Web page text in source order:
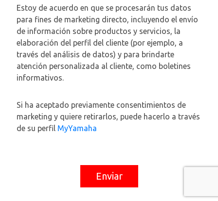
Estoy de acuerdo en que se procesarán tus datos
para fines de marketing directo, incluyendo el envío
de información sobre productos y servicios, la
elaboración del perfil del cliente (por ejemplo, a
través del análisis de datos) y para brindarte
atención personalizada al cliente, como boletines
informativos.
Si ha aceptado previamente consentimientos de
marketing y quiere retirarlos, puede hacerlo a través
de su perfil MyYamaha
Enviar